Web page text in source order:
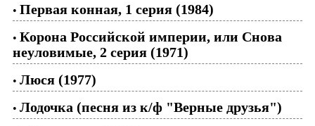
• Первая конная, 1 серия (1984)
• Корона Российской империи, или Снова
неуловимые, 2 серия (1971)
• Люся (1977)
• Лодочка (песня из к/ф "Верные друзья")